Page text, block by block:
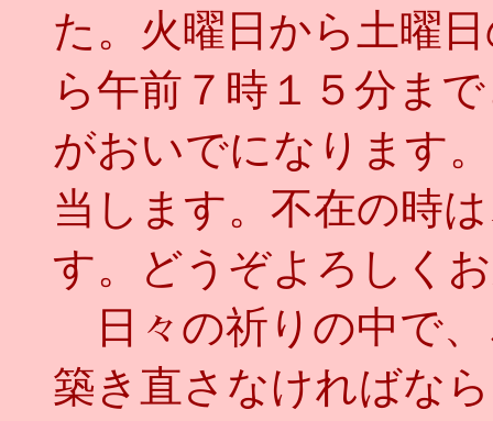
た。火曜日から土曜
ら午前７時１５分ま
がおいでになります
当します。不在の時
す。どうぞよろしく
日々の祈りの中で
築き直さなければな